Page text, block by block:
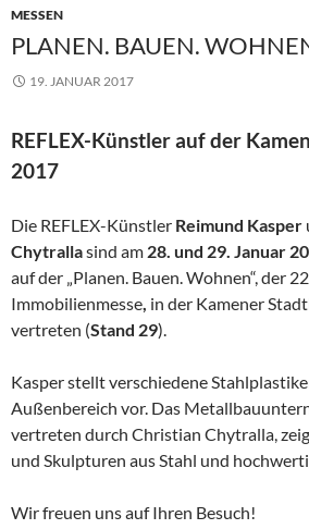
MESSEN
PLANEN. BAUEN.
19. JANUAR 2017
REFLEX-Künstler auf der
2017
Die REFLEX-Künstler Reimund Kasper
Chytrallasind am 28. und 29. Januar
auf der „Planen. Bauen. Wohnen“, der
Immobilienmesse, in der Kamener
vertreten (Stand 29).
Kasper stellt verschiedene
Außenbereich vor. Das
vertreten durch Christian Chytralla,
und Skulpturen aus Stahl und
Wir freuen uns auf Ihren Besuch!